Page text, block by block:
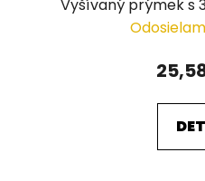
Vyšívaný prýmek s